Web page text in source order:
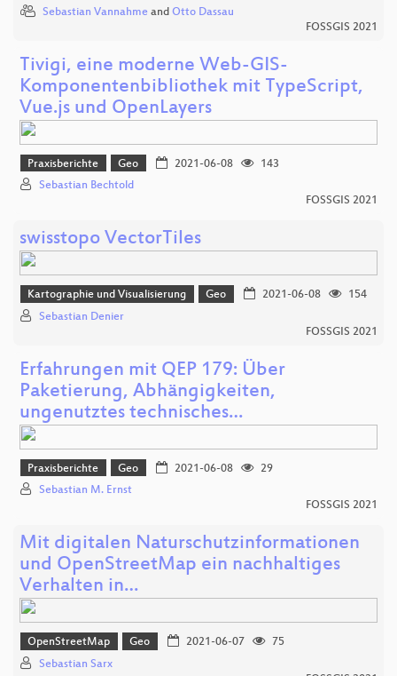
Sebastian Vannahme and Otto Dassau
FOSSGIS 2021
Tivigi, eine moderne Web-GIS-
Komponentenbibliothek mit TypeScript,
Vue.js und OpenLayers
Praxisberichte Geo 2021-06-08
143
Sebastian Bechtold
FOSSGIS 2021
swisstopo VectorTiles
Kartographie und Visualisierung Geo 2021-06-08
154
Sebastian Denier
FOSSGIS 2021
Erfahrungen mit QEP 179: Über
Paketierung, Abhängigkeiten,
ungenutztes technisches…
Praxisberichte Geo 2021-06-08
29
Sebastian M. Ernst
FOSSGIS 2021
Mit digitalen Naturschutzinformationen
und OpenStreetMap ein nachhaltiges
Verhalten in…
OpenStreetMap Geo 2021-06-07
75
Sebastian Sarx